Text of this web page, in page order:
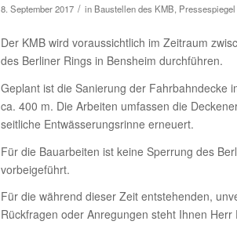
8. September 2017 / in Baustellen des KMB, Pressespiegel
Der KMB wird voraussichtlich im Zeitraum
des Berliner Rings in Bensheim durchführen.
Geplant ist die Sanierung der Fahrbahndecke
ca. 400 m. Die Arbeiten umfassen die
seitliche Entwässerungsrinne erneuert.
Für die Bauarbeiten ist keine Sperrung des
vorbeigeführt.
Für die während dieser Zeit entstehenden,
Rückfragen oder Anregungen steht Ihnen